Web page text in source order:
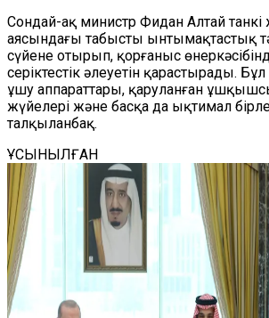
Сондай-ақ министр Фидан Алтай
аясындағы табысты ынтымақтастық
сүйене отырып, қорғаныс
серіктестік әлеуетін қарастырады.
ұшу аппараттары, қаруланған
жүйелері және басқа да ықтимал
талқыланбақ.
ҰСЫНЫЛҒАН